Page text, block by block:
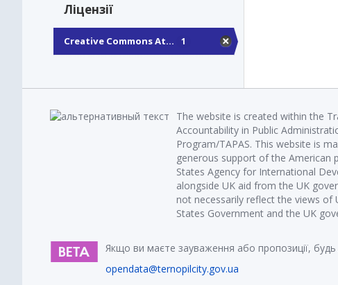
Ліцензії
Creative Commons At... 1
The website is created within the
Accountability in Public
Program/TAPAS. This website is
generous support of the American
States Agency for International
alongside UK aid from the UK
not necessarily reflect the views of
States Government and the UK
Якщо ви маєте зауваження або пропозиції,
opendata@ternopilcity.gov.ua